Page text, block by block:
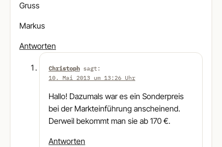
Gruss
Markus
Antworten
Christoph sagt:
10. Mai 2013 um 13:26 Uhr
Hallo! Dazumals war es ein Sonderpreis
bei der Markteinführung anscheinend.
Derweil bekommt man sie ab 170 €.
Antworten